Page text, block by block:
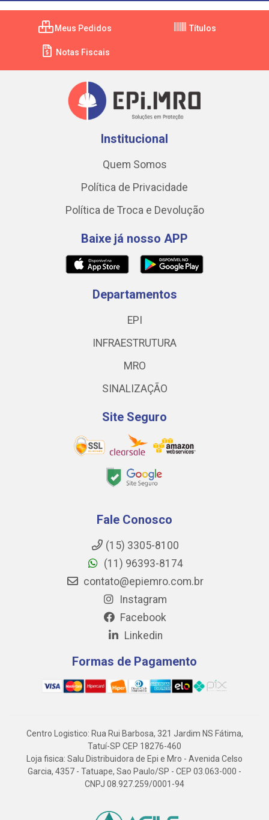
Meus Pedidos Títulos
Notas Fiscais
Institucional
Quem Somos
Política de Privacidade
Política de Troca e Devolução
Baixe já nosso APP
Departamentos
EPI
INFRAESTRUTURA
MRO
SINALIZAÇÃO
Site Seguro
Fale Conosco
(15) 3305-8100
(11) 96393-8174
contato@epiemro.com.br
Instagram
Facebook
Linkedin
Formas de Pagamento
Centro Logistico: Rua Rui Barbosa, 321 Jardim NS Fátima,
Tatuí-SP CEP 18276-460
Loja fisica: Salu Distribuidora de Epi e Mro - Avenida Celso
Garcia, 4357 - Tatuape, Sao Paulo/SP - CEP 03.063-000 -
CNPJ 08.927.259/0001-94